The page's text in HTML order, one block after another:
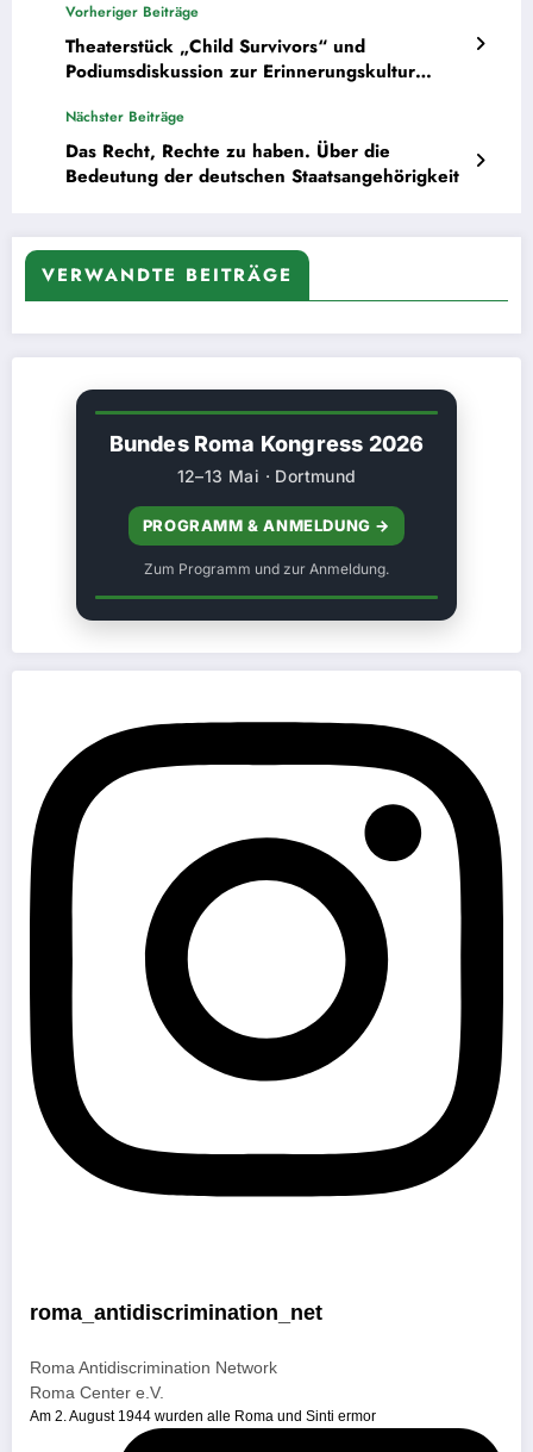
Vorheriger Beiträge
Theaterstück „Child Survivors“ und
Podiumsdiskussion zur Erinnerungskultur
Nächster Beiträge
Das Recht, Rechte zu haben. Über die
Bedeutung der deutschen Staatsangehörigkeit
VERWANDTE BEITRÄGE
Bundes Roma Kongress 2026
12–13 Mai · Dortmund
PROGRAMM & ANMELDUNG →
Zum Programm und zur Anmeldung.
roma_antidiscrimination_net
Roma Antidiscrimination Network
Roma Center e.V.
Am 2. August 1944 wurden alle Roma und Sinti ermor